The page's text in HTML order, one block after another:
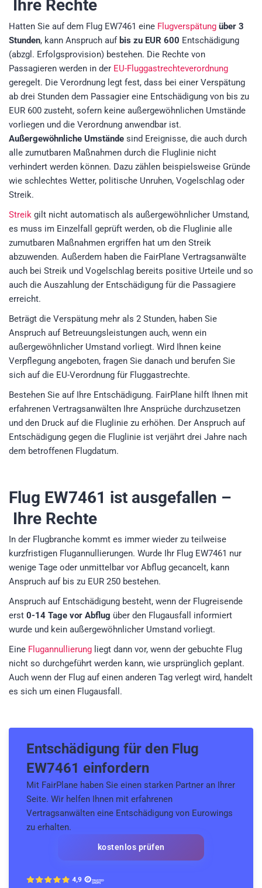
Ihre Rechte
Hatten Sie auf dem Flug EW7461 eine Flugverspätung über 3
Stunden, kann Anspruch auf bis zu EUR 600 Entschädigung
(abzgl. Erfolgsprovision) bestehen. Die Rechte von
Passagieren werden in der EU-Fluggastrechteverordnung
geregelt. Die Verordnung legt fest, dass bei einer Verspätung
ab drei Stunden dem Passagier eine Entschädigung von bis zu
EUR 600 zusteht, sofern keine außergewöhnlichen Umstände
vorliegen und die Verordnung anwendbar ist.
Außergewöhnliche Umstände sind Ereignisse, die auch durch
alle zumutbaren Maßnahmen durch die Fluglinie nicht
verhindert werden können. Dazu zählen beispielsweise Gründe
wie schlechtes Wetter, politische Unruhen, Vogelschlag oder
Streik.
Streik gilt nicht automatisch als außergewöhnlicher Umstand,
es muss im Einzelfall geprüft werden, ob die Fluglinie alle
zumutbaren Maßnahmen ergriffen hat um den Streik
abzuwenden. Außerdem haben die FairPlane Vertragsanwälte
auch bei Streik und Vogelschlag bereits positive Urteile und so
auch die Auszahlung der Entschädigung für die Passagiere
erreicht.
Beträgt die Verspätung mehr als 2 Stunden, haben Sie
Anspruch auf Betreuungsleistungen auch, wenn ein
außergewöhnlicher Umstand vorliegt. Wird Ihnen keine
Verpflegung angeboten, fragen Sie danach und berufen Sie
sich auf die EU-Verordnung für Fluggastrechte.
Bestehen Sie auf Ihre Entschädigung. FairPlane hilft Ihnen mit
erfahrenen Vertragsanwälten Ihre Ansprüche durchzusetzen
und den Druck auf die Fluglinie zu erhöhen. Der Anspruch auf
Entschädigung gegen die Fluglinie ist verjährt drei Jahre nach
dem betroffenen Flugdatum.
Flug EW7461 ist ausgefallen –
Ihre Rechte
In der Flugbranche kommt es immer wieder zu teilweise
kurzfristigen Flugannullierungen. Wurde Ihr Flug EW7461 nur
wenige Tage oder unmittelbar vor Abflug gecancelt, kann
Anspruch auf bis zu EUR 250 bestehen.
Anspruch auf Entschädigung besteht, wenn der Flugreisende
erst 0-14 Tage vor Abflug über den Flugausfall informiert
wurde und kein außergewöhnlicher Umstand vorliegt.
Eine Flugannullierung liegt dann vor, wenn der gebuchte Flug
nicht so durchgeführt werden kann, wie ursprünglich geplant.
Auch wenn der Flug auf einen anderen Tag verlegt wird, handelt
es sich um einen Flugausfall.
Entschädigung für den Flug
EW7461 einfordern
Mit FairPlane haben Sie einen starken Partner an Ihrer
Seite. Wir helfen Ihnen mit erfahrenen
Vertragsanwälten eine Entschädigung von Eurowings
zu erhalten.
kostenlos prüfen